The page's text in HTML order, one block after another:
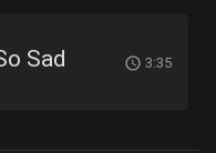
Sad 3:35